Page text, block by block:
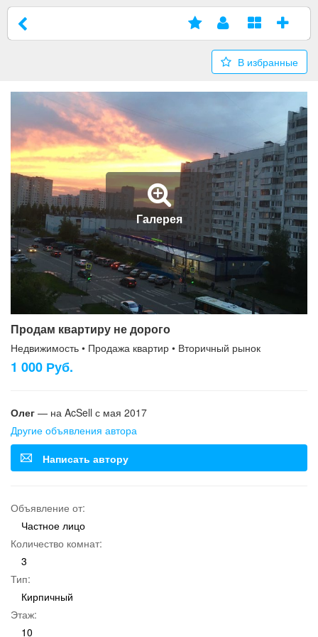
В избранные
Галерея
Продам квартиру не дорого
Недвижимость • Продажа квартир • Вторичный рынок
1 000 Руб.
Олег — на AcSell с мая 2017
Другие объявления автора
Написать автору
Объявление от:
Частное лицо
Количество комнат:
3
Тип:
Кирпичный
Этаж:
10